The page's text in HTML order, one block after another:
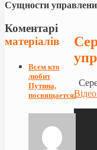
Сущности
Коментарі
матеріалів
Всем кто
любит
Путина,
посвящается!